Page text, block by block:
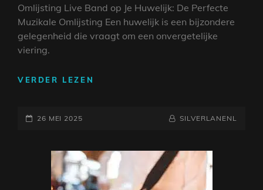
Omlijsting Live Band op Je Huwelijk: De Perfecte
Muzikale Omlijsting Een huwelijk is een bijzondere
gelegenheid die vraagt om een onvergetelijke
viering.
VERDER LEZEN
LIVE
BAND
OP
GEPLAATST
26 MEI 2025 NAAMREGEL
BYLINE
SILVERLANENL